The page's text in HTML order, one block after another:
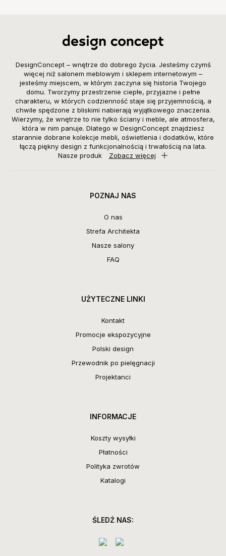
DesignConcept – wnętrze do dobrego życia. Jesteśmy czymś
więcej niż salonem meblowym i sklepem internetowym –
jesteśmy miejscem, w którym zaczyna się historia Twojego
domu. Tworzymy przestrzenie ciepłe, przyjazne i pełne
charakteru, w których codzienność staje się przyjemnością, a
chwile spędzone z bliskimi nabierają wyjątkowego znaczenia.
Wierzymy, że wnętrze to nie tylko ściany i meble, ale atmosfera,
która w nim panuje. Dlatego w DesignConcept znajdziesz
starannie dobrane kolekcje mebli, oświetlenia i dodatków, które
łączą piękny design z funkcjonalnością i trwałością na lata.
Nasze produk
Zobacz więcej
POZNAJ NAS
O nas
Strefa Architekta
Nasze salony
FAQ
UŻYTECZNE LINKI
Kontakt
Promocje ekspozycyjne
Polski design
Przewodnik po pielęgnacji
Projektanci
INFORMACJE
Koszty wysyłki
Płatności
Polityka zwrotów
Katalogi
ŚLEDŹ NAS: